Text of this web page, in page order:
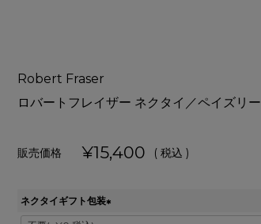
Robert Fraser
ロバートフレイザー ネクタイ／ペイズリー
¥15,400 税込
ネクタイギフト包装